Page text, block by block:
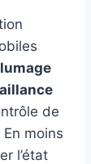
de
moins
l’état